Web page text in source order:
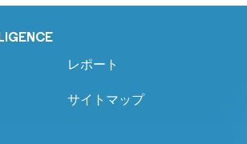
レポート
サイトマップ